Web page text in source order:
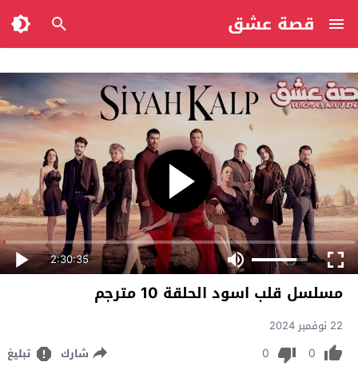
قصة عشق
2:30:35
مسلسل قلب اسود الحلقة 10 مترجم
22 نوفمبر 2024
0
0 شارك تبليغ